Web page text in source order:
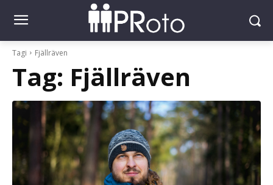
Tagi Fjällräven
Tag: Fjällräven